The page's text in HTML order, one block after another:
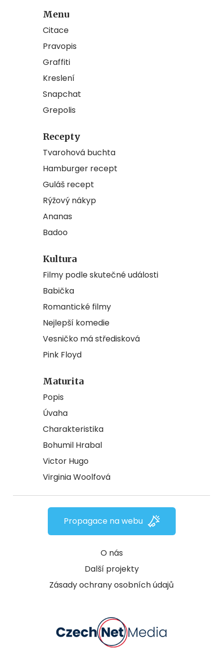
Menu
Citace
Pravopis
Graffiti
Kreslení
Snapchat
Grepolis
Recepty
Tvarohová buchta
Hamburger recept
Guláš recept
Rýžový nákyp
Ananas
Badoo
Kultura
Filmy podle skutečné události
Babička
Romantické filmy
Nejlepší komedie
Vesničko má středisková
Pink Floyd
Maturita
Popis
Úvaha
Charakteristika
Bohumil Hrabal
Victor Hugo
Virginia Woolfová
O nás
Další projekty
Zásady ochrany osobních údajů
Propagace na webu